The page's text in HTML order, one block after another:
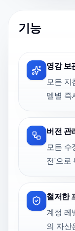
기능
영감 보
모든 지
델별 즉
버전 관
모든 수
전'으로
철저한
계정 레
의 자산